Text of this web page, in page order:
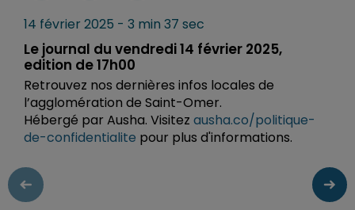
14 février 2025 - 3 min 37 sec
Le journal du vendredi 14 février 2025,
edition de 17h00
Retrouvez nos dernières infos locales de
l’agglomération de Saint-Omer.
Hébergé par Ausha. Visitez ausha.co/politique-
de-confidentialite pour plus d'informations.